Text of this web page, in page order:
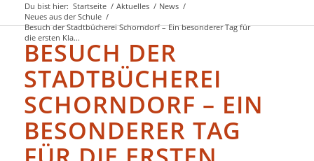
Du bist hier: Startseite / Aktuelles / News /
Neues aus der Schule /
Besuch der Stadtbücherei Schorndorf – Ein besonderer Tag für
die ersten Kla...
BESUCH DER
STADTBÜCHEREI
SCHORNDORF – EIN
BESONDERER TAG